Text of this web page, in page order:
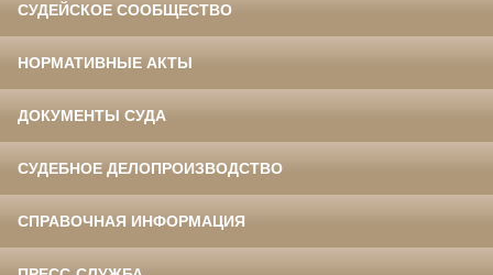
СУДЕЙСКОЕ СООБЩЕСТВО
НОРМАТИВНЫЕ АКТЫ
ДОКУМЕНТЫ СУДА
СУДЕБНОЕ ДЕЛОПРОИЗВОДСТВО
СПРАВОЧНАЯ ИНФОРМАЦИЯ